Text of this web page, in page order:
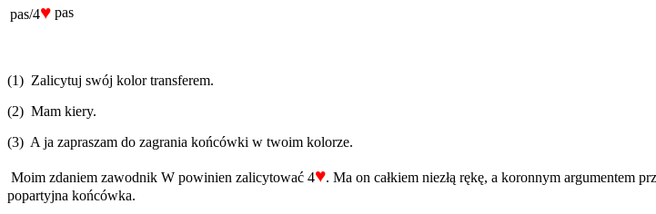
pas/4♥ pas
(1) Zalicytuj swój kolor transferem.
(2) Mam kiery.
(3) A ja zapraszam do zagrania końcówki w twoim kolorze.
Moim zdaniem zawodnik W powinien zalicytować 4♥. Ma on całkiem niezłą rękę, a koronnym argumentem
popartyjna końcówka.